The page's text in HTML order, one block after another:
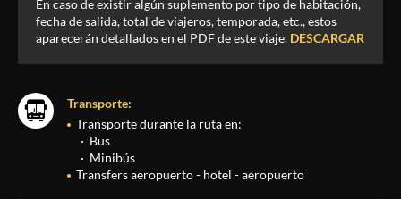
En caso de existir algún suplemento por tipo de habitación,
fecha de salida, total de viajeros, temporada, etc., estos
aparecerán detallados en el PDF de este viaje. DESCARGAR
Transporte:
Transporte durante la ruta en:
Bus
Minibús
Transfers aeropuerto - hotel - aeropuerto